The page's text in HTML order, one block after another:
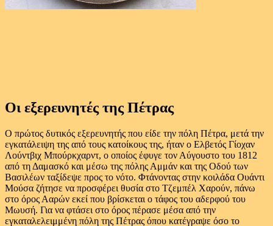
Οι εξερευνητές της Πέτρας
Ο πρώτος δυτικός εξερευνητής που είδε την πόλη Πέτρα, μετά την
εγκατάλειψη της από τους κατοίκους της, ήταν ο Ελβετός Γίοχαν
Λούντβιχ Μπούρκχαρντ, ο οποίος έφυγε τον Αύγουστο του 1812
από τη Δαμασκό και μέσω της πόλης Αμμάν και της Οδού των
Βασιλέων ταξίδεψε προς το νότο. Φτάνοντας στην κοιλάδα Ουάντι
Μούσα ζήτησε να προσφέρει θυσία στο Τζεμπέλ Χαρούν, πάνω
στο όρος Ααρών εκεί που βρίσκεται ο τάφος του αδερφού του
Μωυσή. Για να φτάσει στο όρος πέρασε μέσα από την
εγκαταλελειμμένη πόλη της Πέτρας όπου κατέγραψε όσο το